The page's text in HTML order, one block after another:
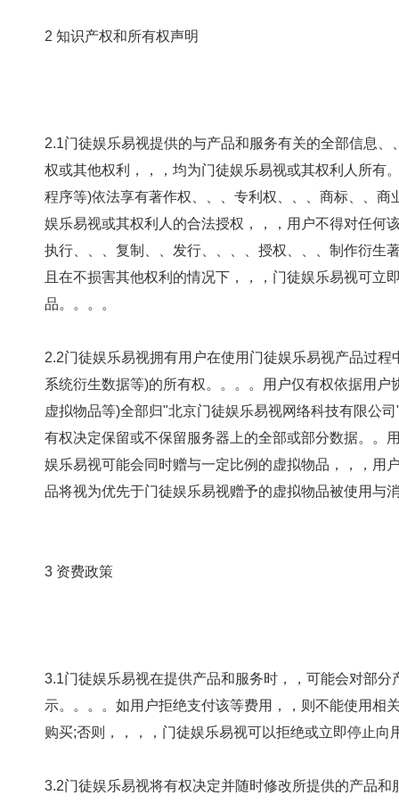
2 知识产权和所有权声明
2.1门徒娱乐易视提供的与产品和服务有关的全部信息、、资料、
权或其他权利，，，均为门徒娱乐易视或其权利人所有
程序等)依法享有著作权、、、专利权、、、商标、
娱乐易视或其权利人的合法授权，，，用户不得对任何该信息、、资
执行、、、复制、、发行、、、、授权、、
且在不损害其他权利的情况下，，，门徒娱乐易视可立即终
品。。。。
2.2门徒娱乐易视拥有用户在使用门徒娱乐易视产品过程
系统衍生数据等)的所有权。。。。用户仅有权依
虚拟物品等)全部归"北京门徒娱乐易视网络科技有限公司"所有
有权决定保留或不保留服务器上的全部或部分数据。
娱乐易视可能会同时赠与一定比例的虚拟物品，，，用
品将视为优先于门徒娱乐易视赠予的虚拟物品被使用与消耗，
3 资费政策
3.1门徒娱乐易视在提供产品和服务时，，可能会对部分产
示。。。。如用户拒绝支付该等费用，，则不
购买;否则，，，，门徒娱乐易视可以拒绝或立即停止向
3.2门徒娱乐易视将有权决定并随时修改所提供的产品和服